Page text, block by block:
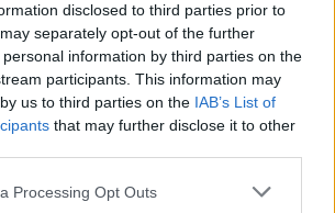
disclosed to third parties prior to
separately opt-out of the further
information by third parties on the
participants. This information may
us to third parties on the IAB’s List of
that may further disclose it to other
Processing Opt Outs